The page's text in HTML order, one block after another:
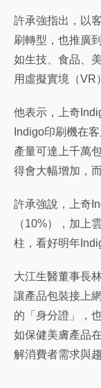
許承強指出，以
刷轉型，也推廣
如生技、食品、
用虛擬實境（VR
他表示，上奇
Indigo印刷機在
產量可達上千萬
得會大幅增加，
許承強說，上奇
（10%），加上
柱，看好明年
大江生醫董事長
讓產品包裝接上
的「身分證」，
如保健美膚產品
解消費者需求與趨